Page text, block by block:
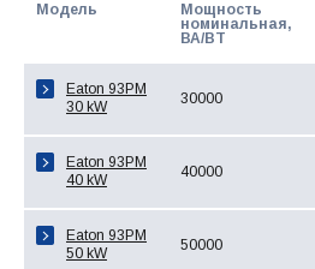
Модель
Мощность
номинальная,
ВА/ВТ
Eaton 93PM
30 kW
30000
Eaton 93PM
40 kW
40000
Eaton 93PM
50 kW
50000